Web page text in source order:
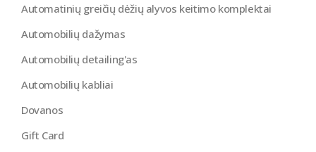
Automatinių greičių dėžių alyvos keitimo komplektai
Automobilių dažymas
Automobilių detailing'as
Automobilių kabliai
Dovanos
Gift Card